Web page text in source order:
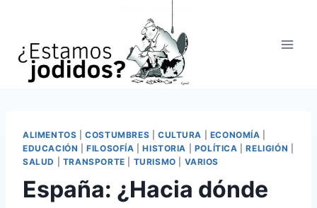
contenido
ALIMENTOS |COSTUMBRES CULTURA ECONOMÍA
EDUCACIÓN |FILOSOFÍA |HISTORIA POLÍTICA |RELIGIÓN
SALUD
TRANSPORTE TURISMO VARIOS
España: ¿Hacia dónde